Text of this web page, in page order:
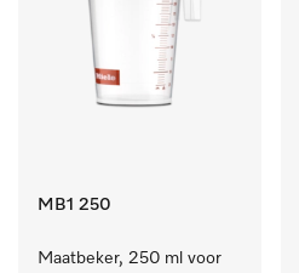
MB1 250
Maatbeker, 250 ml voor